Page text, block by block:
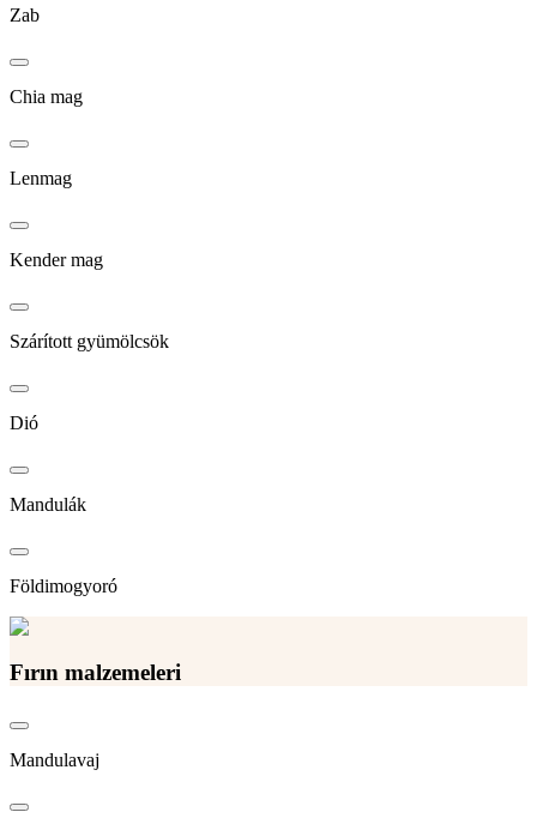
Zab
Chia mag
Lenmag
Kender mag
Szárított gyümölcsök
Dió
Mandulák
Földimogyoró
Fırın malzemeleri
Mandulavaj